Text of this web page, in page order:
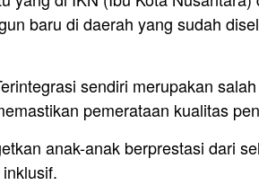
baru di daerah yang sudah
sendiri merupakan
pemerataan kualitas
anak-anak berprestasi dari